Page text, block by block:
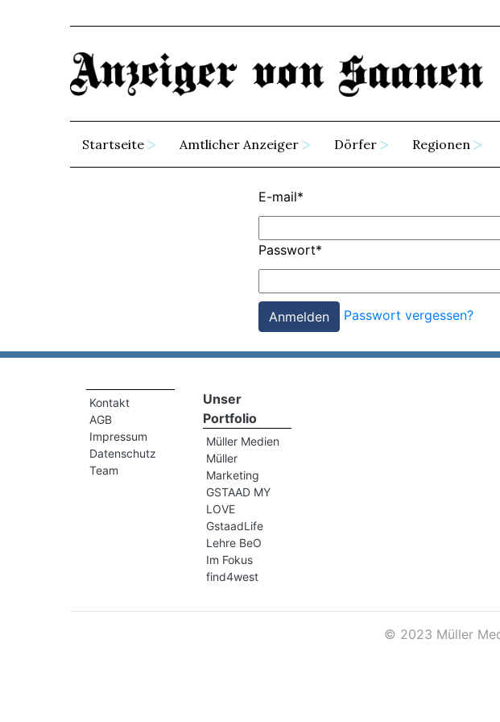
Startseite Amtlicher Anzeiger Dörfer Regionen
E-mail*
Passwort*
Passwort vergessen?
Kontakt
AGB
Impressum
Datenschutz
Team
Unser
Portfolio
Müller Medien
Müller
Marketing
GSTAAD MY
LOVE
GstaadLife
Lehre BeO
Im Fokus
find4west
© 2023 Müller